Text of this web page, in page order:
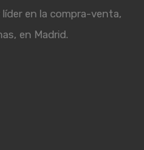
en la compra-venta,
en Madrid.